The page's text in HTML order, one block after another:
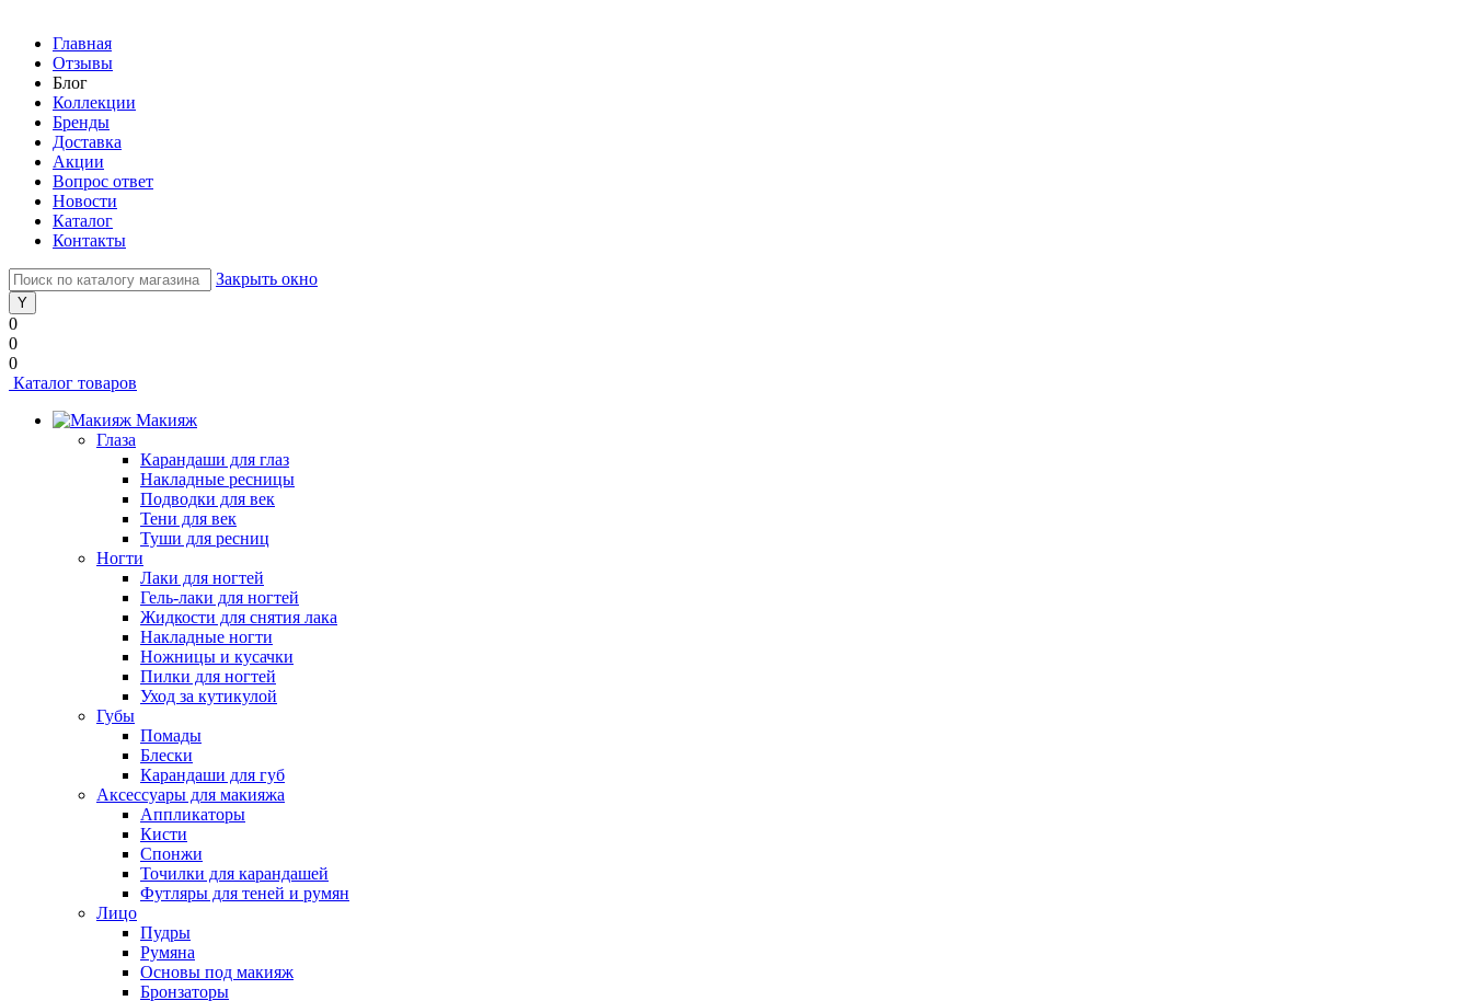
Главная
Отзывы
Блог
Коллекции
Бренды
Доставка
Акции
Вопрос ответ
Новости
Каталог
Контакты
Закрыть окно
0
0
0
Каталог товаров
Макияж
Глаза
Карандаши для глаз
Накладные ресницы
Подводки для век
Тени для век
Туши для ресниц
Ногти
Лаки для ногтей
Гель-лаки для ногтей
Жидкости для снятия лака
Накладные ногти
Ножницы и кусачки
Пилки для ногтей
Уход за кутикулой
Губы
Помады
Блески
Карандаши для губ
Аксессуары для макияжа
Аппликаторы
Кисти
Спонжи
Точилки для карандашей
Футляры для теней и румян
Лицо
Пудры
Румяна
Основы под макияж
Бронзаторы